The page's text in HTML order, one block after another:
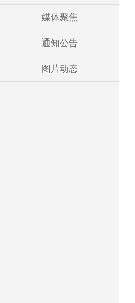
媒体聚焦
通知公告
图片动态